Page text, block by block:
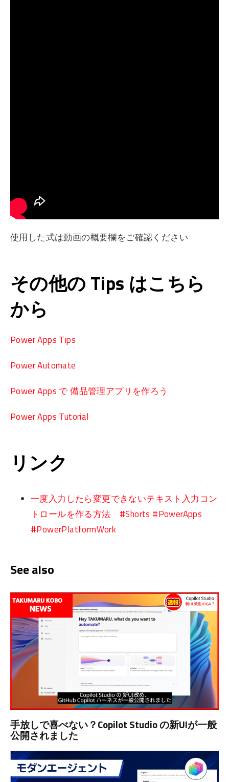
使用した式は動画の概要欄をご確認ください
その他の Tips はこちら
から
Power Apps Tips
Power Automate
Power Apps で 備品管理アプリを作ろう
Power Apps Tutorial
リンク
一度入力したら変更できないテキスト入力コン
トロールを作る方法 #Shorts #PowerApps
#PowerPlatformWork
See also
手放しで喜べない？Copilot Studio の新UIが一般
公開されました